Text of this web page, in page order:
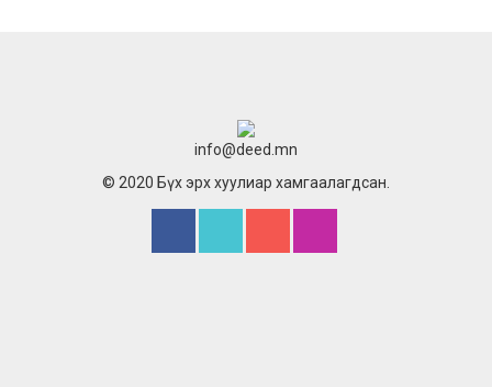
info@deed.mn
© 2020 Бүх эрх хуулиар хамгаалагдсан.